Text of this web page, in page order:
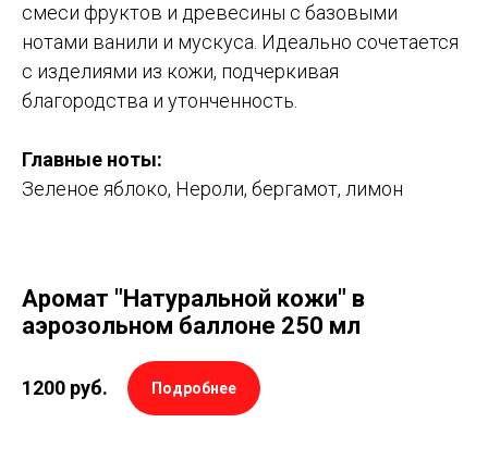
смеси фруктов и древесины с базовыми
нотами ванили и мускуса. Идеально сочетается
с изделиями из кожи, подчеркивая
благородства и утонченность.
Главные ноты:
Зеленое яблоко, Нероли, бергамот, лимон
Аромат "Натуральной кожи" в
аэрозольном баллоне 250 мл
1200 руб. Подробнее